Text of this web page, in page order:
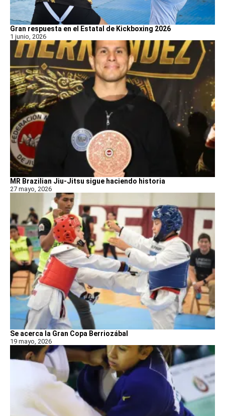
Gran respuesta en el Estatal de Kickboxing 2026
1 junio, 2026
MR Brazilian Jiu-Jitsu sigue haciendo historia
27 mayo, 2026
Se acerca la Gran Copa Berriozábal
19 mayo, 2026